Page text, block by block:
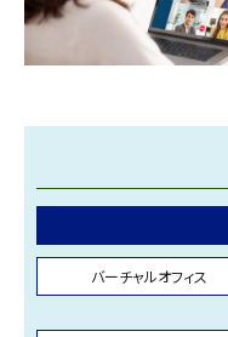
バーチャルオフィス